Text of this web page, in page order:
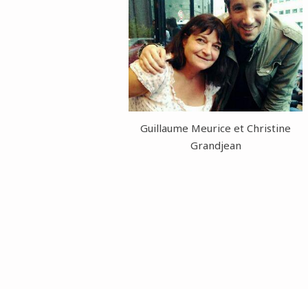
Guillaume Meurice et Christine
Grandjean